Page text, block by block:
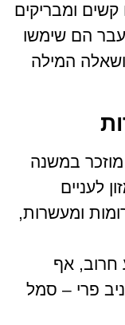
ומבריקים
הם שימשו
המילה
במשנה
לעניים
ומעשרות,
חרוב, אף
פרי – סמל